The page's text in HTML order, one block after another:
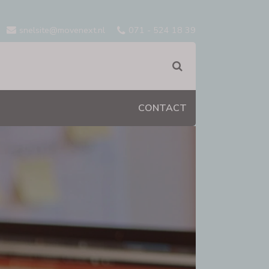
snelsite@movenext.nl 071 - 524 18 39